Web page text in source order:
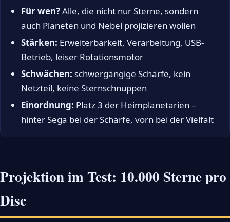
Für wen?Alle, die nicht nur Sterne, sondern
auch Planeten und Nebel projizieren wollen
Stärken: Erweiterbarkeit, Verarbeitung, USB-
Betrieb, leiser Rotationsmotor
Schwächen: schwergängige Schärfe, kein
Netzteil, keine Sternschnuppen
Einordnung: Platz 3 der Heimplanetarien –
hinter Sega bei der Schärfe, vorn bei der Vielfalt
Projektion im Test: 10.000 Sterne pro
Disc